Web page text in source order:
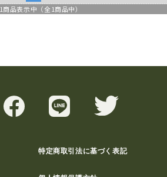
1商品表示中（全 1商品中）
特定商取引法に基づく表記